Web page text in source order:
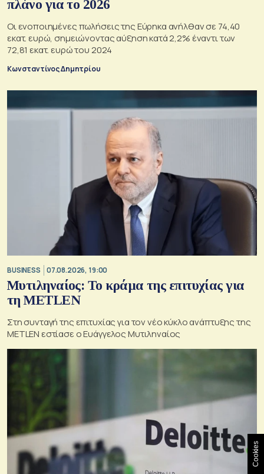
πλάνο για το 2026
Οι ενοποιημένες πωλήσεις της Εύρηκα ανήλθαν σε 74,40
εκατ. ευρώ, σημειώνοντας αύξηση κατά 2,2% έναντι των
72,81 εκατ. ευρώ του 2024
Κωνσταντίνος Δημητρίου
BUSINESS 07.08.2026, 19:00
Μυτιληναίος: Το κράμα της επιτυχίας για
τη METLEN
Στη συνταγή της επιτυχίας για τον νέο κύκλο ανάπτυξης της
METLEN εστίασε ο Ευάγγελος Μυτιληναίος
Cookies